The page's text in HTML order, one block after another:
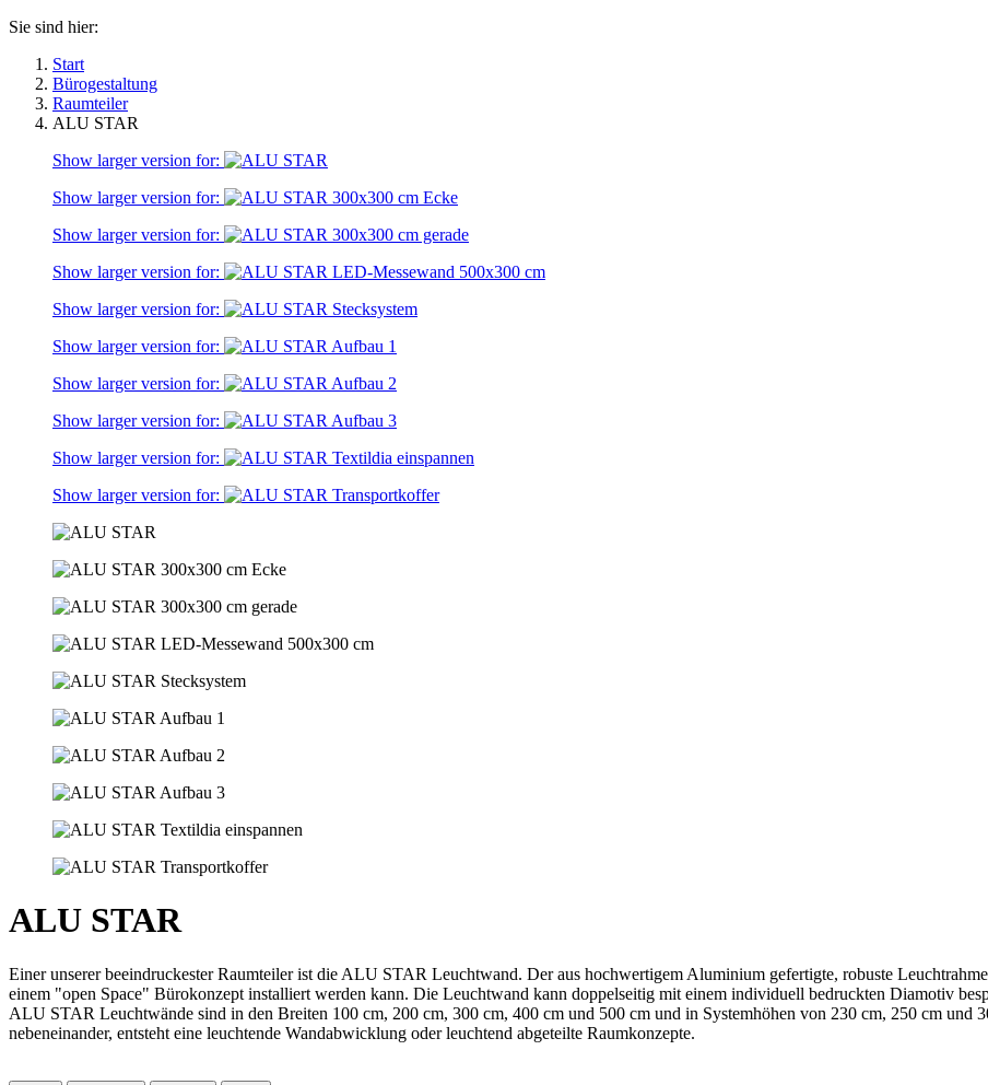
Sie sind hier:
Start
Bürogestaltung
Raumteiler
ALU STAR
Show larger version for:
Show larger version for:
Show larger version for:
Show larger version for:
Show larger version for:
Show larger version for:
Show larger version for:
Show larger version for:
Show larger version for:
Show larger version for:
ALU STAR
Einer unserer beeindruckester Raumteiler ist die ALU STAR Leuchtwand. Der aus hochwertigem Aluminium gefertigte, robuste
einem "open Space" Bürokonzept installiert werden kann. Die Leuchtwand kann doppelseitig mit einem individuell bedruckten Diamotiv
ALU STAR Leuchtwände sind in den Breiten 100 cm, 200 cm, 300 cm, 400 cm und 500 cm und in Systemhöhen von 230 cm, 250 cm und
nebeneinander, entsteht eine leuchtende Wandabwicklung oder leuchtend abgeteilte Raumkonzepte.